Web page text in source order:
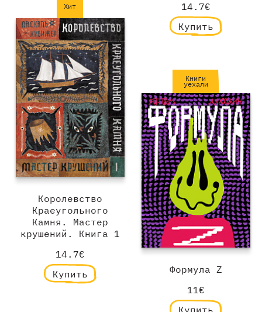
14.7€
Купить
Хит
Королевство
Краеугольного
Камня. Мастер
крушений. Книга 1
14.7€
Купить
Книги
уехали
Формула Z
11€
Купить